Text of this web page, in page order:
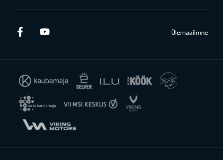
Facebook Ülemaailmne